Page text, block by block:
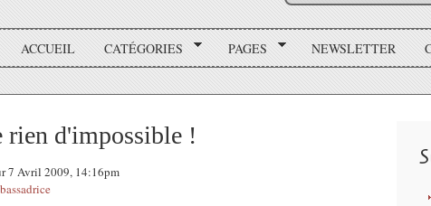
ACCUEIL CATÉGORIES PAGES NEWSLETTER
rien d'impossible !
7 Avril 2009, 14:16pm